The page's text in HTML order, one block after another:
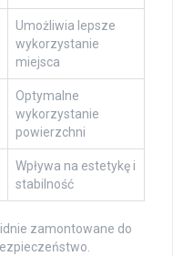
Umożliwia lepsze
wykorzystanie
miejsca
Optymalne
wykorzystanie
powierzchni
Wpływa na estetykę i
stabilność
zamontowane do